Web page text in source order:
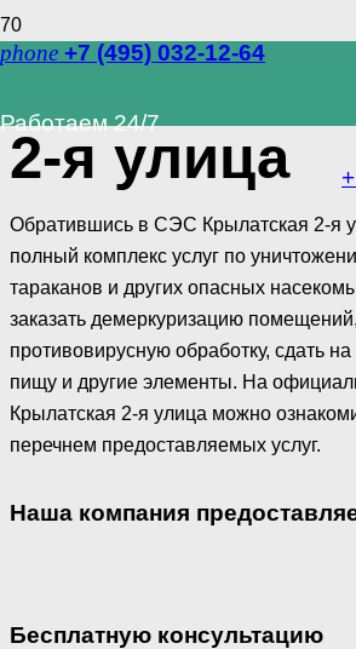
phone +7 (495) 032-12-64
Работаем 24/7
2-я улица
Обратившись в СЭС Крылатская 2-я
полный комплекс услуг по
тараканов и других опасных
заказать демеркуризацию
противовирусную обработку, сдать на
пищу и другие элементы. На
Крылатская 2-я улица можно
перечнем предоставляемых услуг.
Наша компания
Бесплатную консультацию